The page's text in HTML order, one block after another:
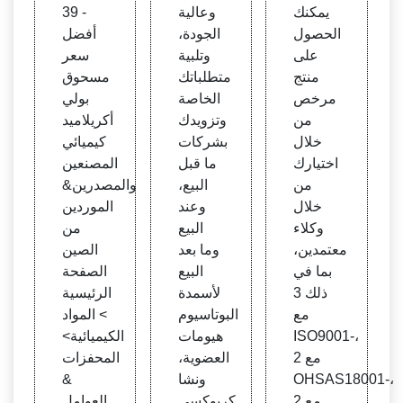
- 39
أفضل
سعر
مسحوق
بولي
أكريلاميد
كيميائي
المصنعين
والمصدرين&
الموردين
من
الصين
الصفحة
الرئيسية
> المواد
الكيميائية>
المحفزات
&
وعالية
الجودة،
وتلبية
متطلباتك
الخاصة
وتزويدك
بشركات
ما قبل
البيع،
وعند
البيع
وما بعد
البيع
لأسمدة
البوتاسيوم
هيومات
العضوية،
ونشا
يمكنك
الحصول
على
منتج
مرخص
من
خلال
اختيارك
من
خلال
وكلاء
معتمدين،
بما في
ذلك 3
مع
ISO9001-،
2 مع
OHSAS18001-،